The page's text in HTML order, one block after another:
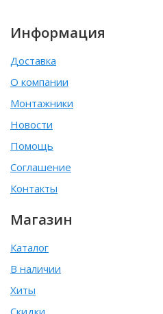
Информация
Доставка
О компании
Монтажники
Новости
Помощь
Соглашение
Контакты
Магазин
Каталог
В наличии
Хиты
Скидки